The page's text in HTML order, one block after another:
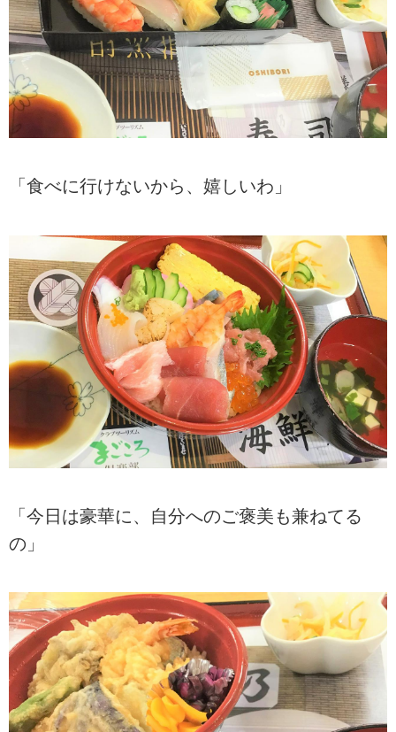
「食べに行けないから、嬉しいわ」
「今日は豪華に、自分へのご褒美も兼ねてる
の」